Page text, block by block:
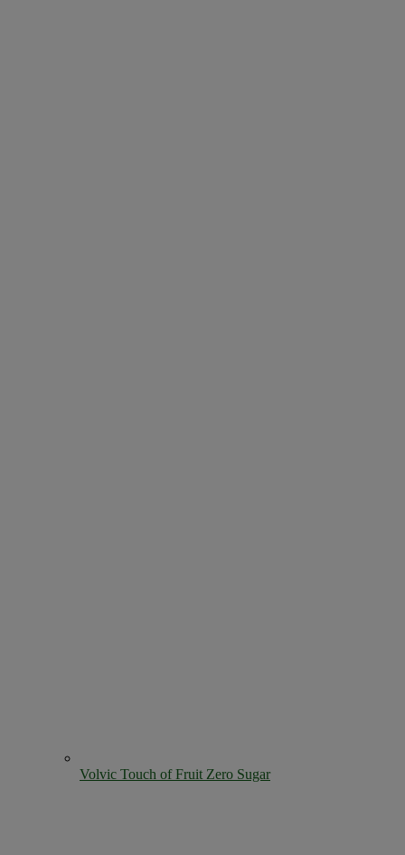
Volvic Touch of Fruit Zero Sugar